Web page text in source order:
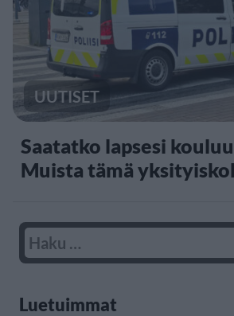
UUTISET
Saatatko lapsesi
Muista tämä
Luetuimmat